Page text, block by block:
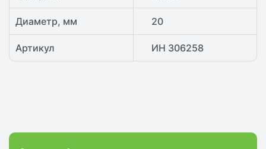
Диаметр, мм 20
Артикул ИН 306258